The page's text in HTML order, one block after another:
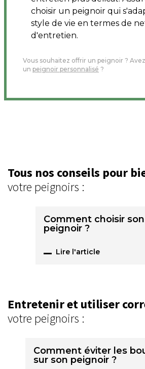
choisir un peignoir qui
style de vie en termes de
d'entretien.
Vous souhaitez offrir un peignoir ?
un peignoir personnalisé ?
Tous nos conseils pour
votre peignoirs :
Comment choisir son
peignoir ?
Lire l'article
Entretenir et utiliser
votre peignoirs :
Comment éviter les
sur son peignoir ?